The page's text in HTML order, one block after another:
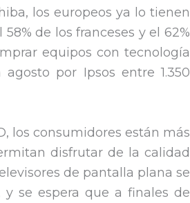
los europeos ya lo tienen
de los franceses y el 62%
equipos con tecnología
por Ipsos entre 1.350
los consumidores están más
disfrutar de la calidad
de pantalla plana se
se espera que a finales de